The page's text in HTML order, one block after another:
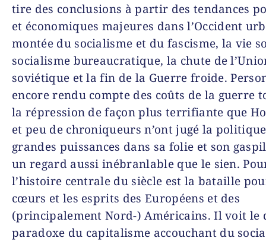
tire des conclusions à partir des tendances
et économiques majeures dans l’Occident
montée du socialisme et du fascisme, la vie
socialisme bureaucratique, la chute de
soviétique et la fin de la Guerre froide.
encore rendu compte des coûts de la guerre
la répression de façon plus terrifiante que
et peu de chroniqueurs n’ont jugé la
grandes puissances dans sa folie et son
un regard aussi inébranlable que le sien.
l’histoire centrale du siècle est la bataille
cœurs et les esprits des Européens et des
(principalement Nord-) Américains. Il voit le
paradoxe du capitalisme accouchant du